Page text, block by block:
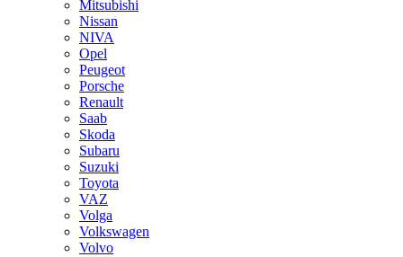
Mitsubishi
Nissan
NIVA
Opel
Peugeot
Porsche
Renault
Saab
Skoda
Subaru
Suzuki
Toyota
VAZ
Volga
Volkswagen
Volvo